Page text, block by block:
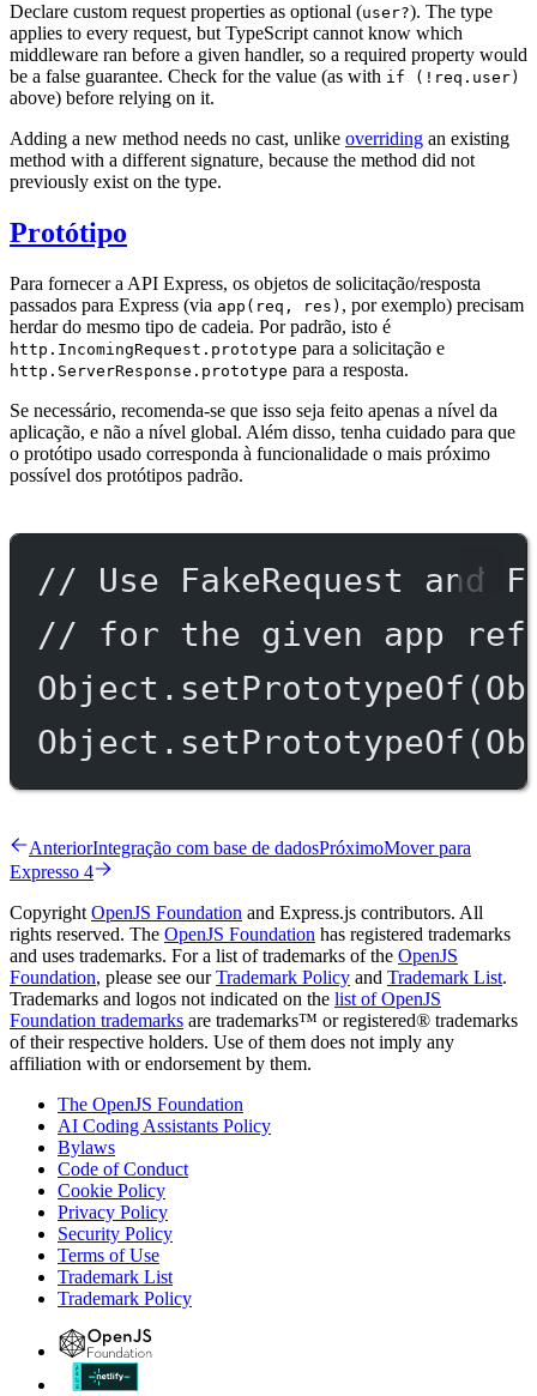
Declare custom request properties as optional (user?). The type
applies to every request, but TypeScript cannot know which
middleware ran before a given handler, so a required property would
be a false guarantee. Check for the value (as with if (!req.user)
above) before relying on it.
Adding a new method needs no cast, unlike overriding an existing
method with a different signature, because the method did not
previously exist on the type.
Protótipo
Para fornecer a API Express, os objetos de solicitação/resposta
passados para Express (via app(req, res) , por exemplo) precisam
herdar do mesmo tipo de cadeia. Por padrão, isto é
http.IncomingRequest.prototype para a solicitação e
http.ServerResponse.prototype para a resposta.
Se necessário, recomenda-se que isso seja feito apenas a nível da
aplicação, e não a nível global. Além disso, tenha cuidado para que
o protótipo usado corresponda à funcionalidade o mais próximo
possível dos protótipos padrão.
// Use FakeRequest and
// for the given app
Object. setPrototypeOf
Object. setPrototypeOf
AnteriorIntegração com base de dadosPróximoMover para
Expresso 4
Copyright OpenJS Foundation and Express.js contributors. All
rights reserved. The OpenJS Foundation has registered trademarks
and uses trademarks. For a list of trademarks of the OpenJS
Foundation, please see ourTrademark Policy and Trademark List.
Trademarks and logos not indicated on the list of OpenJS
Foundation trademarks are trademarks™ or registered® trademarks
of their respective holders. Use of them does not imply any
affiliation with or endorsement by them.
The OpenJS Foundation
AI Coding Assistants Policy
Bylaws
Code of Conduct
Cookie Policy
Privacy Policy
Security Policy
Terms of Use
Trademark List
Trademark Policy